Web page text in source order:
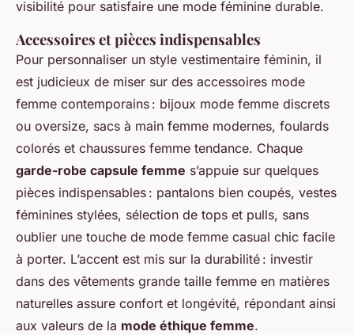
visibilité pour satisfaire une mode féminine durable.
Accessoires et pièces indispensables
Pour personnaliser un style vestimentaire féminin, il
est judicieux de miser sur des accessoires mode
femme contemporains : bijoux mode femme discrets
ou oversize, sacs à main femme modernes, foulards
colorés et chaussures femme tendance. Chaque
garde-robe capsule femme s’appuie sur quelques
pièces indispensables : pantalons bien coupés, vestes
féminines stylées, sélection de tops et pulls, sans
oublier une touche de mode femme casual chic facile
à porter. L’accent est mis sur la durabilité : investir
dans des vêtements grande taille femme en matières
naturelles assure confort et longévité, répondant ainsi
aux valeurs de la mode éthique femme.